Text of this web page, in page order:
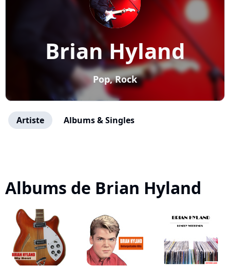
Brian Hyland
Pop, Rock
Artiste Albums & Singles
Albums de Brian Hyland